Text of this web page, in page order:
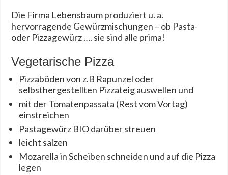
Die Firma Lebensbaum produziert u. a.
hervorragende Gewürzmischungen – ob Pasta-
oder Pizzagewürz …. sie sind alle prima!
Vegetarische Pizza
Pizzaböden von z.B Rapunzel oder
selbsthergestellten Pizzateig auswellen und
mit der Tomatenpassata (Rest vom Vortag)
einstreichen
Pastagewürz BIO darüber streuen
leicht salzen
Mozarella in Scheiben schneiden und auf die Pizza
legen